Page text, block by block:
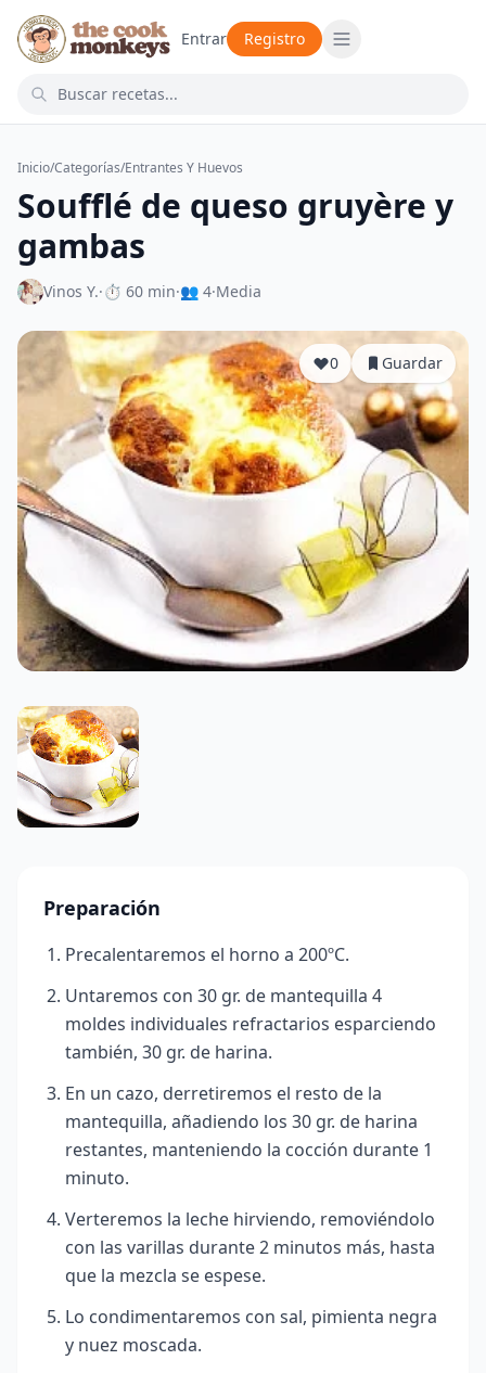
Entrar Registro
Inicio/Categorías/Entrantes Y Huevos
Soufflé de queso gruyère y
gambas
Vinos Y.·⏱ 60 min·👥 4·Media
0 Guardar
Preparación
Precalentaremos el horno a 200ºC.
Untaremos con 30 gr. de mantequilla 4
moldes individuales refractarios esparciendo
también, 30 gr. de harina.
En un cazo, derretiremos el resto de la
mantequilla, añadiendo los 30 gr. de harina
restantes, manteniendo la cocción durante 1
minuto.
Verteremos la leche hirviendo, removiéndolo
con las varillas durante 2 minutos más, hasta
que la mezcla se espese.
Lo condimentaremos con sal, pimienta negra
y nuez moscada.